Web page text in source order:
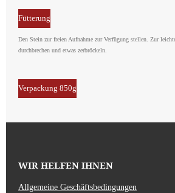
Fütterung
Den Stein zur freien Aufnahme zur Verfügung stellen. Zur
durchbrechen und etwas zerbröckeln.
Verpackung 850g
WIR HELFEN IHNEN
Allgemeine Geschäftsbedingungen